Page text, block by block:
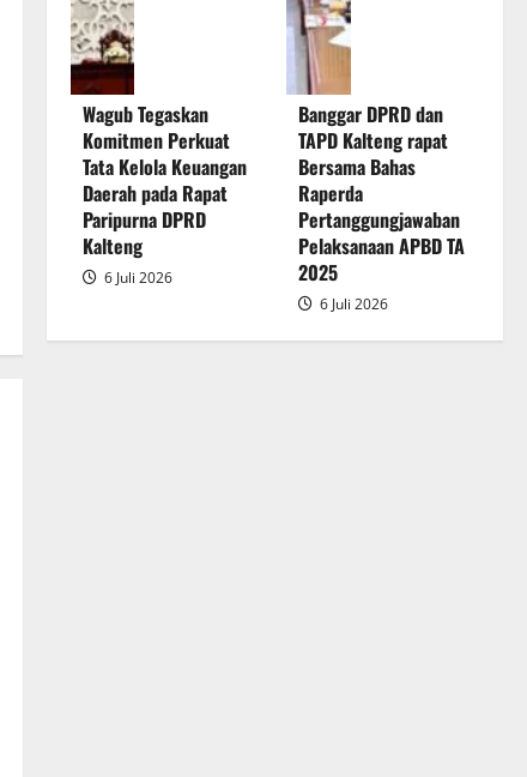
Raperda
Pertanggungjawaban
Pelaksanaan
APBD
Wagub Tegaskan
Komitmen Perkuat
Tata Kelola Keuangan
Daerah pada Rapat
Paripurna DPRD
Kalteng
6 Juli 2026
Banggar DPRD dan
TAPD Kalteng rapat
Bersama Bahas
Raperda
Pertanggungjawaban
Pelaksanaan APBD TA
2025
6 Juli 2026